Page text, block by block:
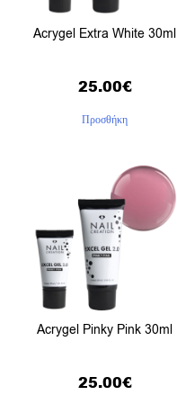
Acrygel Extra White 30ml
25.00€
Προσθήκη
Acrygel Pinky Pink 30ml
25.00€